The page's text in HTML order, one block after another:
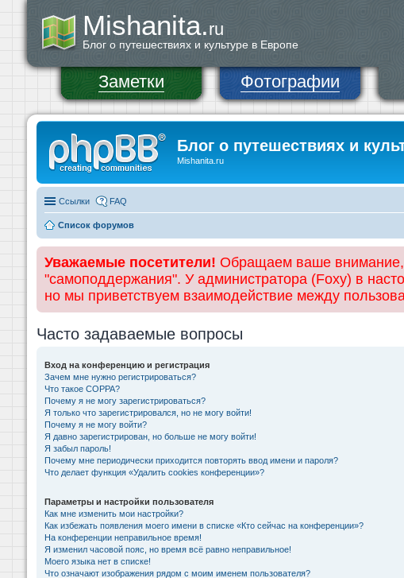
Mishanita.ru
Блог о путешествиях и культуре в Европе
Заметки Фотографии
Блог о путешествиях и
Mishanita.ru
Ссылки FAQ
Список форумов
Уважаемые посетители! Обращаем ваше внимание,
"самоподдержания". У администратора (Foxy) в
но мы приветствуем взаимодействие между
Часто задаваемые вопросы
Вход на конференцию и регистрация
Зачем мне нужно регистрироваться?
Что такое COPPA?
Почему я не могу зарегистрироваться?
Я только что зарегистрировался, но не могу войти!
Почему я не могу войти?
Я давно зарегистрирован, но больше не могу войти!
Я забыл пароль!
Почему мне периодически приходится повторять ввод имени и пароля?
Что делает функция «Удалить cookies конференции»?
Параметры и настройки пользователя
Как мне изменить мои настройки?
Как избежать появления моего имени в списке «Кто сейчас на конференции»?
На конференции неправильное время!
Я изменил часовой пояс, но время всё равно неправильное!
Моего языка нет в списке!
Что означают изображения рядом с моим именем пользователя?